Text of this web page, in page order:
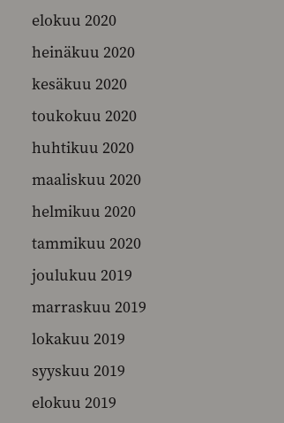
elokuu 2020
heinäkuu 2020
kesäkuu 2020
toukokuu 2020
huhtikuu 2020
maaliskuu 2020
helmikuu 2020
tammikuu 2020
joulukuu 2019
marraskuu 2019
lokakuu 2019
syyskuu 2019
elokuu 2019